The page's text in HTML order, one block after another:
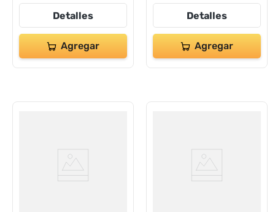
Detalles
Agregar
Detalles
Agregar